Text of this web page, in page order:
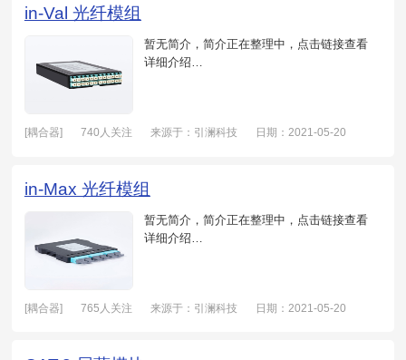
in-Val 光纤模组
暂无简介，简介正在整理中，点击链接查看
详细介绍…
[耦合器] 740人关注 来源于：引澜科技 日期：2021-05-20
in-Max 光纤模组
暂无简介，简介正在整理中，点击链接查看
详细介绍…
[耦合器] 765人关注 来源于：引澜科技 日期：2021-05-20